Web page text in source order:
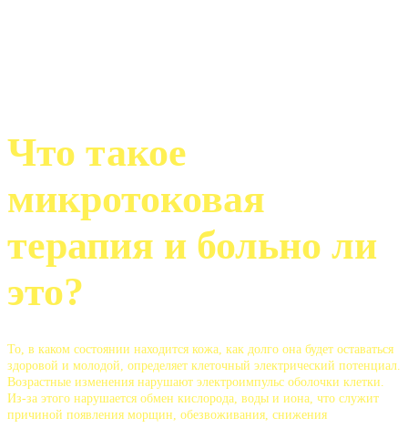
Что такое
микротоковая
терапия и больно ли
это?
То, в каком состоянии находится кожа, как долго она будет оставаться
здоровой и молодой, определяет клеточный электрический потенциал.
Возрастные изменения нарушают электроимпульс оболочки клетки.
Из-за этого нарушается обмен кислорода, воды и иона, что служит
причиной появления морщин, обезвоживания, снижения